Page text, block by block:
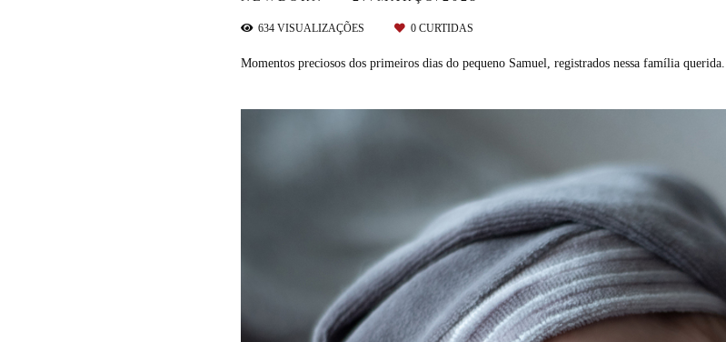
634 VISUALIZAÇÕES 0 CURTIDAS
Momentos preciosos dos primeiros dias do pequeno Samuel, registrados nessa família